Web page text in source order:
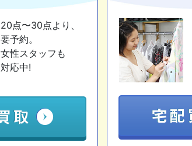
20点〜30点より、
要予約。
女性スタッフも
対応中!